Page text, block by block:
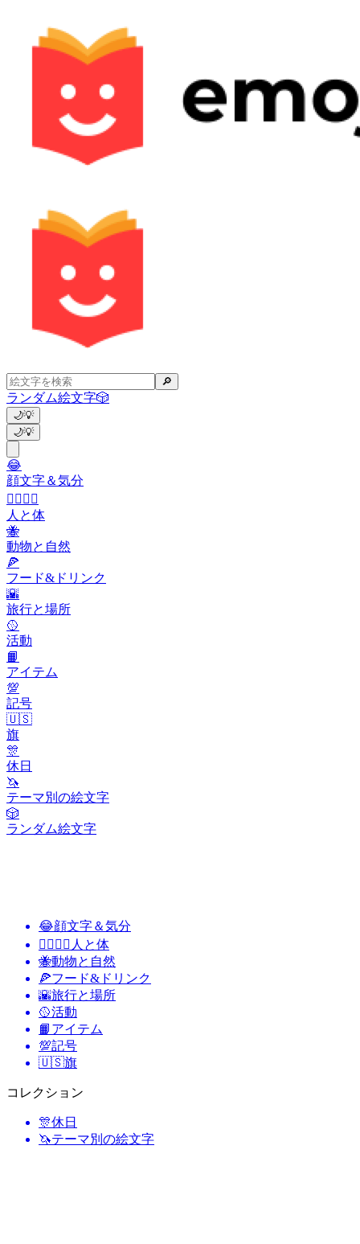
🔎
ランダム絵文字🎲
🌙💡
🌙💡
😂
顔文字＆気分
👩‍❤️‍💋‍👨
人と体
🐝
動物と自然
🍕
フード&ドリンク
🌇
旅行と場所
🥎
活動
📙
アイテム
💯
記号
🇺🇸
旗
🎊
休日
🦄
テーマ別の絵文字
🎲
ランダム絵文字
😂顔文字＆気分
👩‍❤️‍💋‍👨 人と体
🐝動物と自然
🍕フード&ドリンク
🌇旅行と場所
🥎活動
📙 アイテム
💯記号
🇺🇸旗
コレクション
🎊休日
🦄テーマ別の絵文字